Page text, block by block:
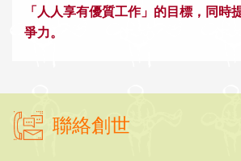
「人人享有優質工作」的目標，同時
爭力。
聯絡創世